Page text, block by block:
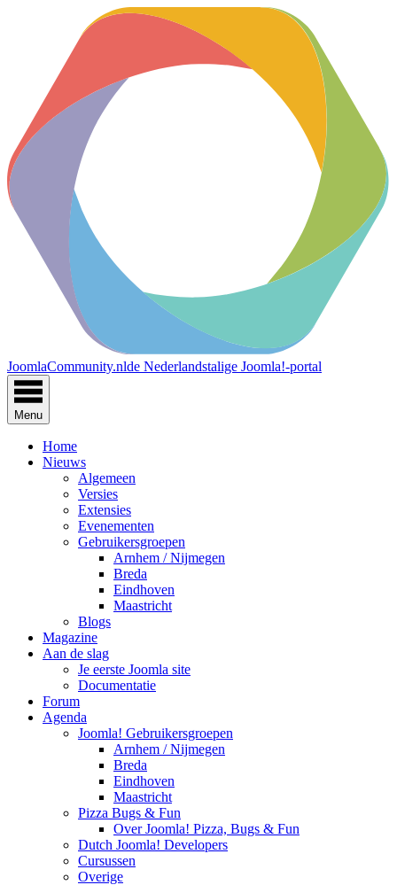
JoomlaCommunity.nlde Nederlandstalige Joomla!-portal
Menu
Home
Nieuws
Algemeen
Versies
Extensies
Evenementen
Gebruikersgroepen
Arnhem / Nijmegen
Breda
Eindhoven
Maastricht
Blogs
Magazine
Aan de slag
Je eerste Joomla site
Documentatie
Forum
Agenda
Joomla! Gebruikersgroepen
Arnhem / Nijmegen
Breda
Eindhoven
Maastricht
Pizza Bugs & Fun
Over Joomla! Pizza, Bugs & Fun
Dutch Joomla! Developers
Cursussen
Overige